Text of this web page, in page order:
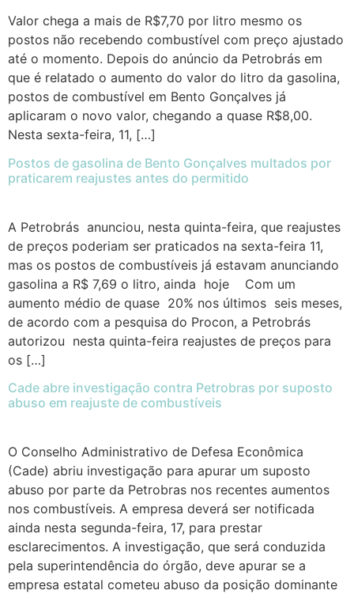
Valor chega a mais de R$7,70 por litro mesmo os
postos não recebendo combustível com preço ajustado
até o momento. Depois do anúncio da Petrobrás em
que é relatado o aumento do valor do litro da gasolina,
postos de combustível em Bento Gonçalves já
aplicaram o novo valor, chegando a quase R$8,00.
Nesta sexta-feira, 11, […]
Postos de gasolina de Bento Gonçalves multados por
praticarem reajustes antes do permitido
A Petrobrás anunciou, nesta quinta-feira, que reajustes
de preços poderiam ser praticados na sexta-feira 11,
mas os postos de combustíveis já estavam anunciando
gasolina a R$ 7,69 o litro, ainda hoje Com um
aumento médio de quase 20% nos últimos seis meses,
de acordo com a pesquisa do Procon, a Petrobrás
autorizou nesta quinta-feira reajustes de preços para
os […]
Cade abre investigação contra Petrobras por suposto
abuso em reajuste de combustíveis
O Conselho Administrativo de Defesa Econômica
(Cade) abriu investigação para apurar um suposto
abuso por parte da Petrobras nos recentes aumentos
nos combustíveis. A empresa deverá ser notificada
ainda nesta segunda-feira, 17, para prestar
esclarecimentos. A investigação, que será conduzida
pela superintendência do órgão, deve apurar se a
empresa estatal cometeu abuso da posição dominante